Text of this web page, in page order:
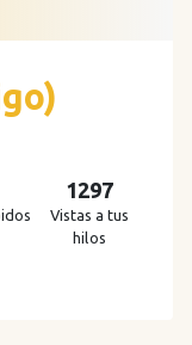
1297
Vistas a tus
hilos